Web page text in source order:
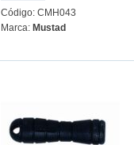
Código: CMH043
Marca: Mustad